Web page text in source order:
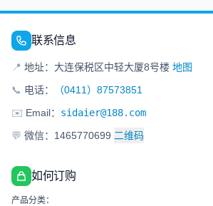
联系信息
📍 地址：大连保税区中轻大厦8号楼 地图
📞 电话：
（0411）87573851
✉️ Email： sidaier@188.com
💬 微信：1465770699 二维码
如何订购
产品分类：